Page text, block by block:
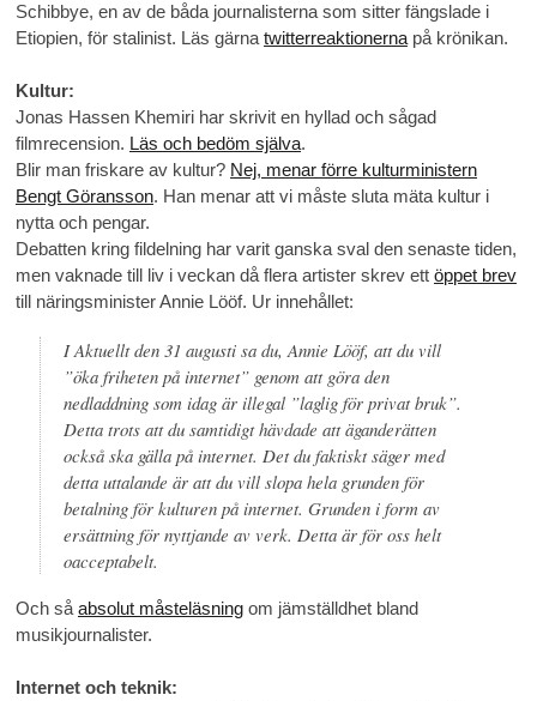
Schibbye, en av de båda journalisterna som sitter fängslade i
Etiopien, för stalinist. Läs gärna twitterreaktionerna på krönikan.
Kultur:
Jonas Hassen Khemiri har skrivit en hyllad och sågad
filmrecension. Läs och bedöm själva.
Blir man friskare av kultur? Nej, menar förre kulturministern
Bengt Göransson. Han menar att vi måste sluta mäta kultur i
nytta och pengar.
Debatten kring fildelning har varit ganska sval den senaste tiden,
men vaknade till liv i veckan då flera artister skrev ett öppet brev
till näringsminister Annie Lööf. Ur innehållet:
I Aktuellt den 31 augusti sa du, Annie Lööf, att du vill
”öka friheten på internet” genom att göra den
nedladdning som idag är illegal ”laglig för privat bruk”.
Detta trots att du samtidigt hävdade att äganderätten
också ska gälla på internet. Det du faktiskt säger med
detta uttalande är att du vill slopa hela grunden för
betalning för kulturen på internet. Grunden i form av
ersättning för nyttjande av verk. Detta är för oss helt
oacceptabelt.
Och så absolut måsteläsning om jämställdhet bland
musikjournalister.
Internet och teknik: